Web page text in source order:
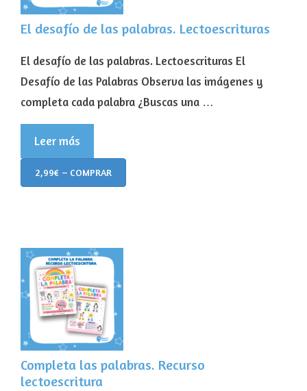
El desafío de las palabras. Lectoescrituras
El desafío de las palabras. Lectoescrituras El
Desafío de las Palabras Observa las imágenes y
completa cada palabra ¿Buscas una …
Leer más
2,99€ – COMPRAR
Completa las palabras. Recurso
lectoescritura